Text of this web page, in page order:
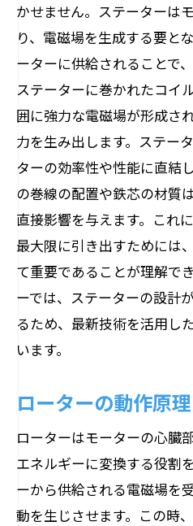
かせません。ステーターは
り、電磁場を生成する要と
ーターに供給されることで
ステーターに巻かれたコイ
囲に強力な電磁場が形成さ
力を生み出します。ステー
ターの効率性や性能に直結
の巻線の配置や鉄芯の材質
直接影響を与えます。これ
最大限に引き出すためには
て重要であることが理解で
ーでは、ステーターの設計
るため、最新技術を活用し
います。
ローターの動作原
ローターはモーターの心臓
エネルギーに変換する役割
ーから供給される電磁場を
動を生じさせます。この時